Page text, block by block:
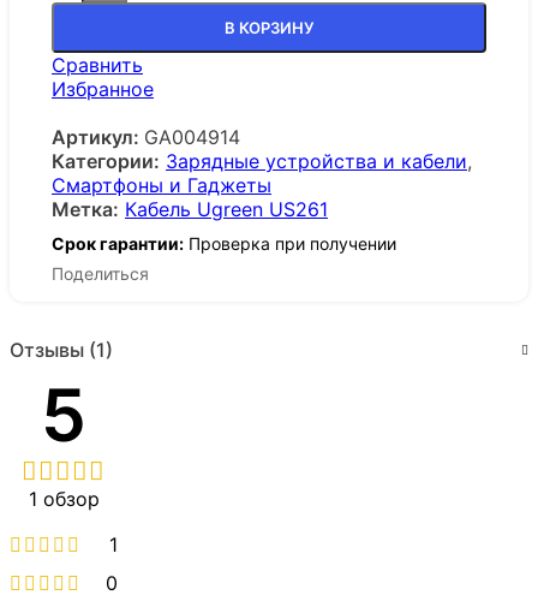
В КОРЗИНУ
Сравнить
Избранное
Артикул: GA004914
Категории: Зарядные устройства и кабели,
Смартфоны и Гаджеты
Метка: Кабель Ugreen US261
Срок гарантии: Проверка при получении
Поделиться
Отзывы (1)
5
1 обзор
1
0